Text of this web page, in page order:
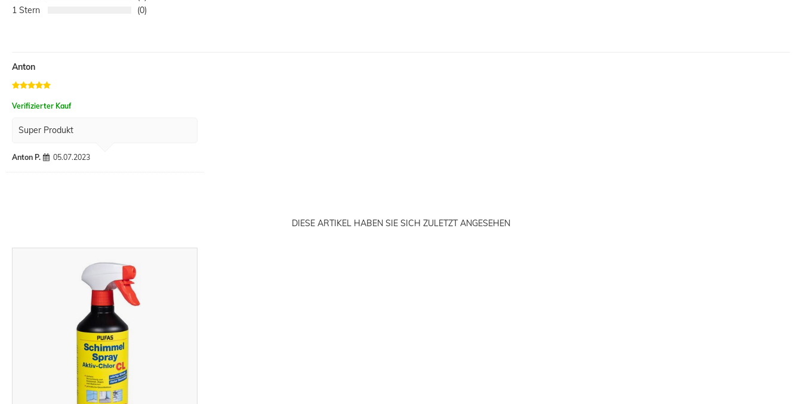
1
0
Anton
Verifizierter Kauf
Super Produkt
Anton P. 05.07.2023
DIESE ARTIKEL HABEN SIE SICH ZULETZT ANGESEHEN